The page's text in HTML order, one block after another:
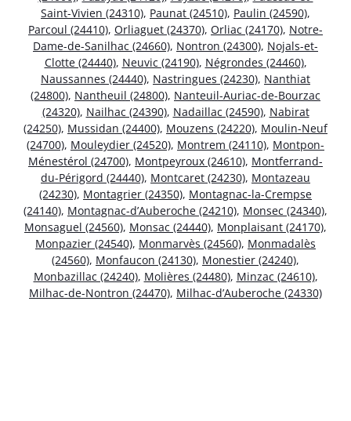
Saint-Vivien (24310), Paunat (24510), Paulin (24590),
Parcoul (24410), Orliaguet (24370), Orliac (24170), Notre-
Dame-de-Sanilhac (24660), Nontron (24300), Nojals-et-
Clotte (24440), Neuvic (24190), Négrondes (24460),
Naussannes (24440), Nastringues (24230), Nanthiat
(24800), Nantheuil (24800), Nanteuil-Auriac-de-Bourzac
(24320), Nailhac (24390), Nadaillac (24590), Nabirat
(24250), Mussidan (24400), Mouzens (24220), Moulin-Neuf
(24700), Mouleydier (24520), Montrem (24110), Montpon-
Ménestérol (24700), Montpeyroux (24610), Montferrand-
du-Périgord (24440), Montcaret (24230), Montazeau
(24230), Montagrier (24350), Montagnac-la-Crempse
(24140), Montagnac-d’Auberoche (24210), Monsec (24340),
Monsaguel (24560), Monsac (24440), Monplaisant (24170),
Monpazier (24540), Monmarvès (24560), Monmadalès
(24560), Monfaucon (24130), Monestier (24240),
Monbazillac (24240), Molières (24480), Minzac (24610),
Milhac-de-Nontron (24470), Milhac-d’Auberoche (24330)